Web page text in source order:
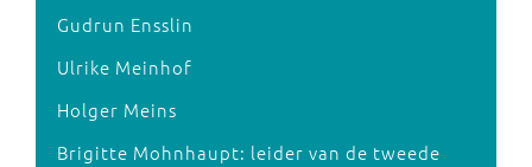
Gudrun Ensslin
Ulrike Meinhof
Holger Meins
Brigitte Mohnhaupt: leider van de tweede